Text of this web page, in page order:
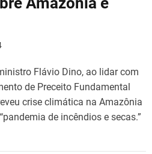
Flávio Dino, ao lidar com
de Preceito Fundamental
crise climática na Amazônia
de incêndios e secas.”